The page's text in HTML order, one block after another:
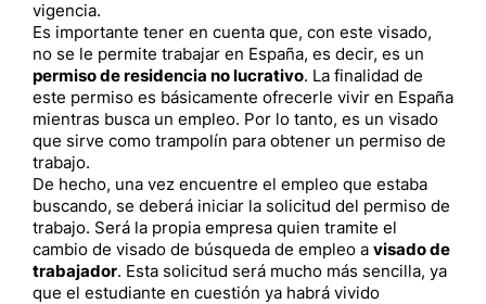
vigencia.
Es importante tener en cuenta que, con este visado,
no se le permite trabajar en España, es decir, es un
permiso de residencia no lucrativo. La finalidad de
este permiso es básicamente ofrecerle vivir en España
mientras busca un empleo. Por lo tanto, es un visado
que sirve como trampolín para obtener un permiso de
trabajo.
De hecho, una vez encuentre el empleo que estaba
buscando, se deberá iniciar la solicitud del permiso de
trabajo. Será la propia empresa quien tramite el
cambio de visado de búsqueda de empleo a visado de
trabajador. Esta solicitud será mucho más sencilla, ya
que el estudiante en cuestión ya habrá vivido